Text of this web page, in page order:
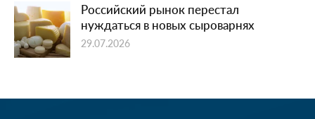
Российский рынок перестал
нуждаться в новых сыроварнях
29.07.2026